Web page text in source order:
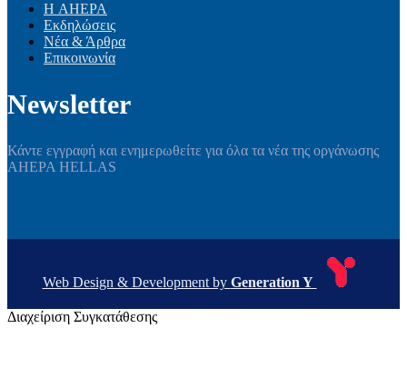
Η AHEPA
Εκδηλώσεις
Νέα & Άρθρα
Επικοινωνία
Newsletter
Κάντε εγγραφή και ενημερωθείτε για όλα τα νέα της οργάνωσης
AHEPA HELLAS
Web Design & Development by Generation Y
Διαχείριση Συγκατάθεσης